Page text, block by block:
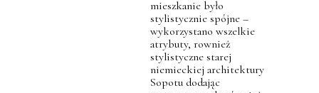
mieszkanie było
stylistycznie spójne –
wykorzystano wszelkie
atrybuty, rownież
stylistyczne starej
niemieckiej architektury
Sopotu dodając